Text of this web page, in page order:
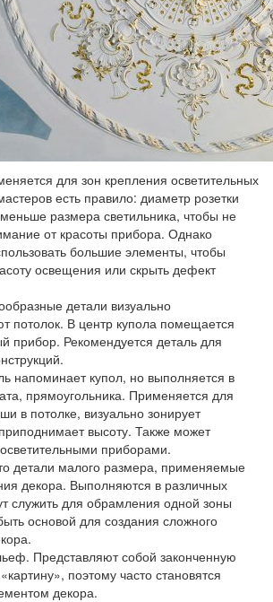
для зон крепления осветительных
есть правило: диаметр розетки
размера светильника, чтобы не
от красоты прибора. Однако
большие элементы, чтобы
освещения или скрыть дефект
детали визуально
потолок. В центр купола помещается
прибор. Рекомендуется деталь для
напоминает купол, но выполняется в
прямоугольника. Применяется для
в потолке, визуально зонирует
высоту. Также может
приборами.
детали малого размера, применяемые
декора. Выполняются в различных
служить для обрамления одной зоны
основой для создания сложного
Представляют собой законченную
поэтому часто становятся
декора.